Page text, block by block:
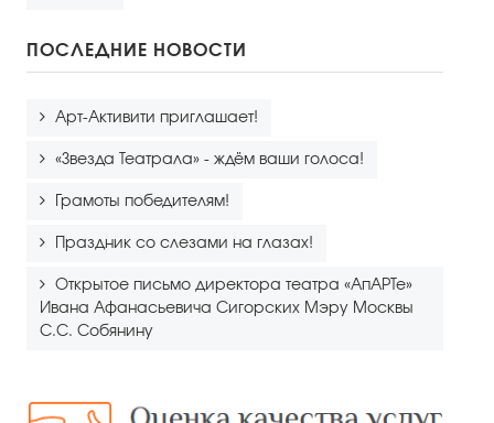
ПОСЛЕДНИЕ НОВОСТИ
Арт-Активити приглашает!
«Звезда Театрала» - ждём ваши голоса!
Грамоты победителям!
Праздник со слезами на глазах!
Открытое письмо директора театра «АпАРТе»
Ивана Афанасьевича Сигорских Мэру Москвы
С.С. Собянину